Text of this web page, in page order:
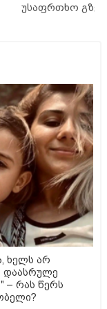
უსაფრთხო
ხელს არ
დაასრულე
– რას წერს